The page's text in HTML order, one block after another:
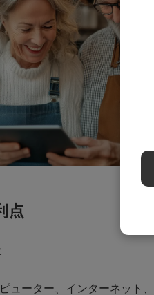
点
ピューター、インターネット